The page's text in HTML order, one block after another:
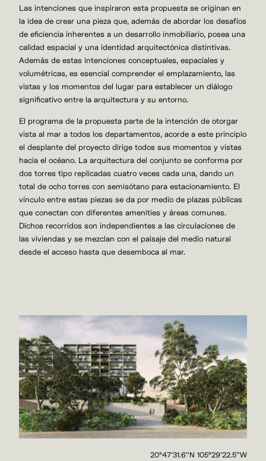
Las intenciones que inspiraron esta propuesta se originan en
la idea de crear una pieza que, además de abordar los desafíos
de eficiencia inherentes a un desarrollo inmobiliario, posea una
calidad espacial y una identidad arquitectónica distintivas.
Además de estas intenciones conceptuales, espaciales y
volumétricas, es esencial comprender el emplazamiento, las
vistas y los momentos del lugar para establecer un diálogo
significativo entre la arquitectura y su entorno.
El programa de la propuesta parte de la intención de otorgar
vista al mar a todos los departamentos, acorde a este principio
el desplante del proyecto dirige todos sus momentos y vistas
hacia el océano. La arquitectura del conjunto se conforma por
dos torres tipo replicadas cuatro veces cada una, dando un
total de ocho torres con semisótano para estacionamiento. El
vínculo entre estas piezas se da por medio de plazas públicas
que conectan con diferentes amenities y áreas comunes.
Dichos recorridos son independientes a las circulaciones de
las viviendas y se mezclan con el paisaje del medio natural
desde el acceso hasta que desemboca al mar.
20°47'31.6''N 105°29'22.5''W